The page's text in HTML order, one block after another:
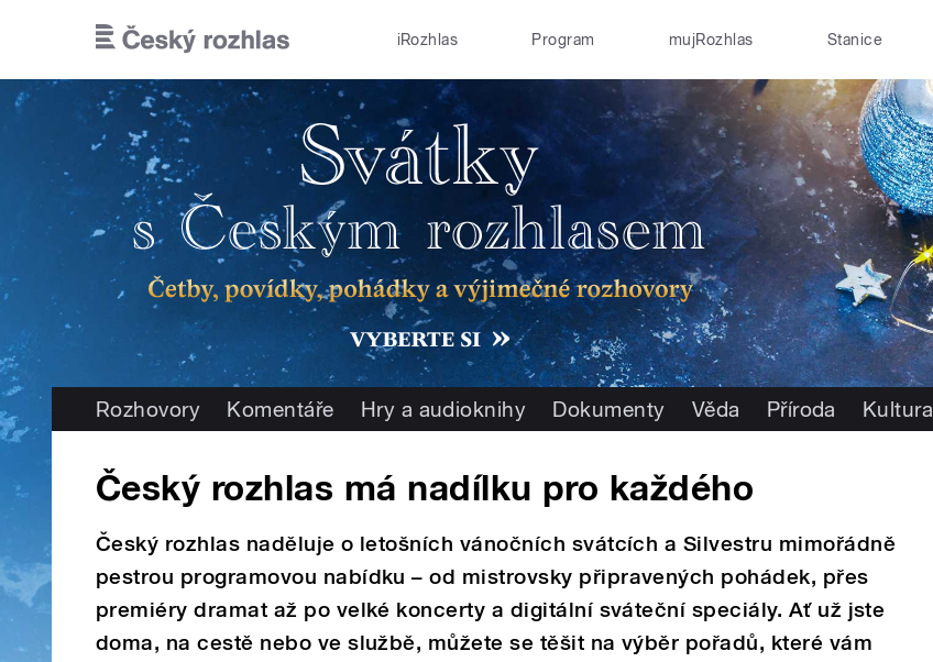
iRozhlas Program mujRozhlas Stanice
Rozhovory Komentáře Hry a audioknihy Dokumenty Věda Příroda Kultura
Český rozhlas má nadílku pro každého
Český rozhlas naděluje o letošních vánočních svátcích a Silvestru mimořádně
pestrou programovou nabídku – od mistrovsky připravených pohádek, přes
premiéry dramat až po velké koncerty a digitální sváteční speciály. Ať už jste
doma, na cestě nebo ve službě, můžete se těšit na výběr pořadů, které vám